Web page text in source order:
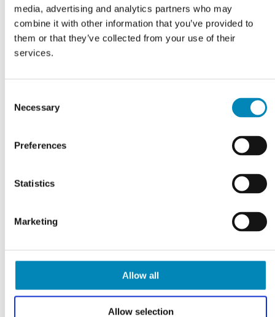
media, advertising and analytics partners who may
combine it with other information that you’ve provided to
them or that they’ve collected from your use of their
services.
Selection
Necessary
Preferences
Statistics
Marketing
Allow all
Allow selection
Tag: "vægskab badeværelse", "overskab badeværelse"
Har du husket?